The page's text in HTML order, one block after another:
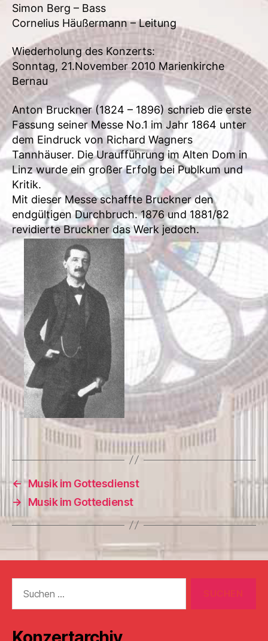
Simon Berg – Bass
Cornelius Häußermann – Leitung
Wiederholung des Konzerts:
Sonntag, 21.November 2010 Marienkirche
Bernau
Anton Bruckner (1824 – 1896) schrieb die erste
Fassung seiner Messe No.1 im Jahr 1864 unter
dem Eindruck von Richard Wagners
Tannhäuser. Die Uraufführung im Alten Dom in
Linz wurde ein großer Erfolg bei Publkum und
Kritik.
Mit dieser Messe schaffte Bruckner den
endgültigen Durchbruch. 1876 und 1881/82
revidierte Bruckner das Werk jedoch.
← Musik im Gottesdienst
→
Musik im Gottedienst
nach: